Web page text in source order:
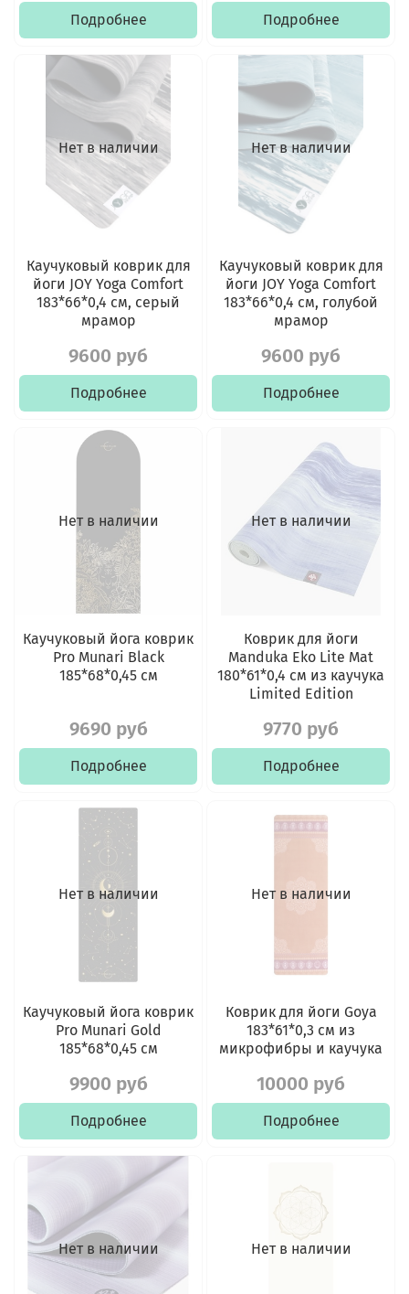
Подробнее Подробнее
Нет в наличии
Каучуковый коврик для
йоги JOY Yoga Comfort
183*66*0,4 см, серый
мрамор
9600 руб
Подробнее
Нет в наличии
Каучуковый коврик для
йоги JOY Yoga Comfort
183*66*0,4 см, голубой
мрамор
9600 руб
Подробнее
Нет в наличии
Каучуковый йога коврик
Pro Munari Black
185*68*0,45 см
9690 руб
Подробнее
Нет в наличии
Коврик для йоги
Manduka Eko Lite Mat
180*61*0,4 см из каучука
Limited Edition
9770 руб
Подробнее
Нет в наличии
Каучуковый йога коврик
Pro Munari Gold
185*68*0,45 см
9900 руб
Подробнее
Нет в наличии
Коврик для йоги Goya
183*61*0,3 см из
микрофибры и каучука
10000 руб
Подробнее
Нет в наличии Нет в наличии